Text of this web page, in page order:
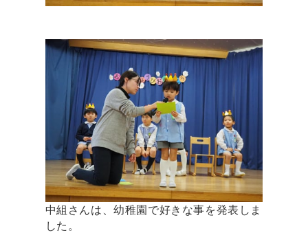
中組さんは、幼稚園で好きな事を発表しま
した。